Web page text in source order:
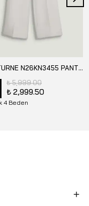
NOCTURNE N26KN3455 PANTOLON
₺ 5,999.00
₺ 2,999.50
4 Beden